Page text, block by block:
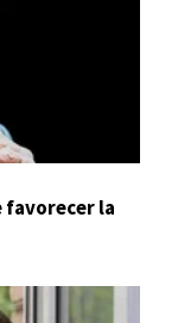
favorecer la